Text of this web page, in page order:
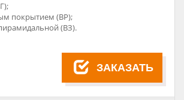
покрытием (ВР);
(ВЗ).
ЗАКАЗАТЬ